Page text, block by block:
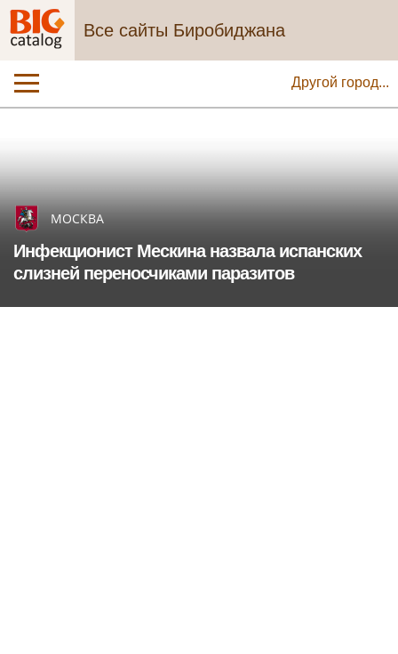
Все сайты Биробиджана
Другой город...
МОСКВА
Инфекционист Мескина назвала испанских
слизней переносчиками паразитов